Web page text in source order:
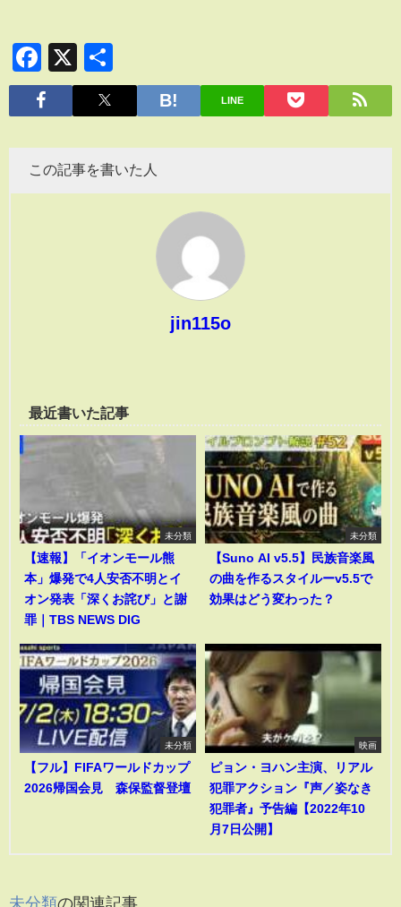
Facebook
X
有
LINE
この記事を書いた人
jin115o
最近書いた記事
未分類
【速報】「イオンモール熊
本」爆発で4人安否不明とイ
オン発表「深くお詫び」と謝
罪｜TBS NEWS DIG
未分類
【Suno AI v5.5】民族音楽風
の曲を作るスタイルーv5.5で
効果はどう変わった？
未分類
【フル】FIFAワールドカップ
2026帰国会見 森保監督登壇
映画
ピョン・ヨハン主演、リアル
犯罪アクション『声／姿なき
犯罪者』予告編【2022年10
月7日公開】
未分類の関連記事